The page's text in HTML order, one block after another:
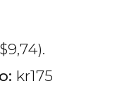
9,74).
kr175